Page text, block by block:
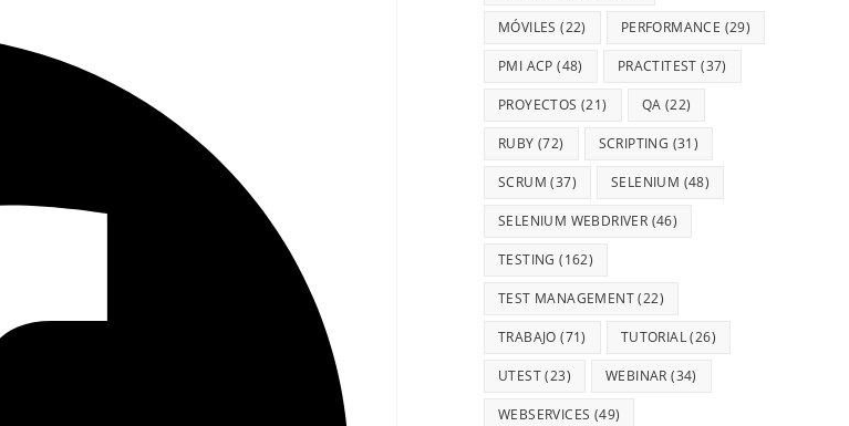
MÓVILES (22) PERFORMANCE (29)
PMI ACP (48) PRACTITEST (37)
PROYECTOS (21) QA (22)
RUBY (72) SCRIPTING (31)
SCRUM (37) SELENIUM (48)
SELENIUM WEBDRIVER (46)
TESTING (162)
TEST MANAGEMENT(22)
TRABAJO (71) TUTORIAL(26)
UTEST(23) WEBINAR (34)
WEBSERVICES (49)